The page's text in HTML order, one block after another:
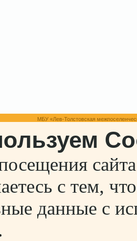
МБУ «Лев-Толстовская
с тем,
данные с